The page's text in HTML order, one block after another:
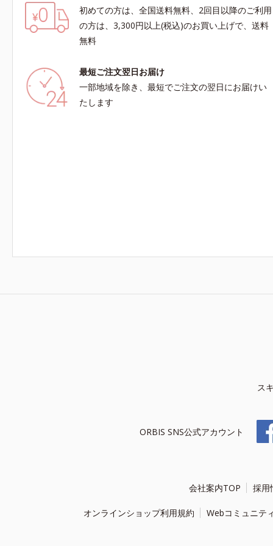
初めての方は、全国送料無料、2回目以降のご利用
の方は、3,300円以上(税込)のお買い上げで、送料
無料
最短ご注文翌日お届け
一部地域を除き、最短でご注文の翌日にお届けい
たします
ス
ORBIS SNS公式アカウント
会社案内TOP 採用
オンラインショップ利用規約 Webコミュニテ